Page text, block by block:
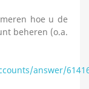
hoe u de
beheren (o.a.
answer/